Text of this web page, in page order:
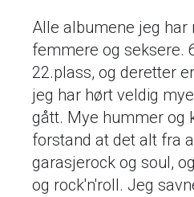
Alle albumene jeg har
femmere og seksere.
22.plass, og deretter
jeg har hørt veldig
gått. Mye hummer og
forstand at det alt fra
garasjerock og soul,
og rock'n'roll. Jeg